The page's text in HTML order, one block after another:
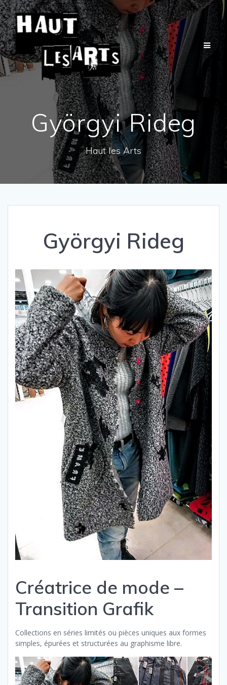
Passer
au
contenu
Györgyi Rideg
Haut les Arts
Györgyi Rideg
Créatrice de mode –
Transition Grafik
Collections en séries limités ou pièces uniques aux formes
simples, épurées et structurées au graphisme libre.